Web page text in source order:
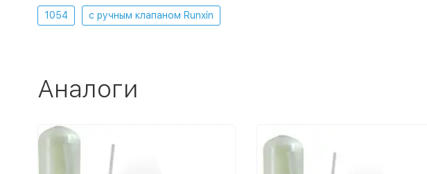
1054 с ручным клапаном Runxin
Аналоги